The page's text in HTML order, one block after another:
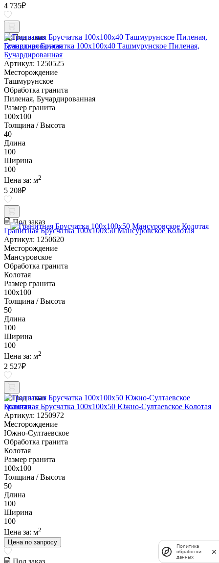
4 735₽
Под заказ
Гранитная Брусчатка 100х100x40 Ташмурунское Пиленая,
Бучардированная
Артикул: 1250525
Месторождение
Ташмурунское
Обработка гранита
Пиленая, Бучардированная
Размер гранита
100х100
Толщина / Высота
40
Длина
100
Ширина
100
Цена за: м2
5 208₽
Под заказ
Гранитная Брусчатка 100х100x50 Мансуровское Колотая
Артикул: 1250620
Месторождение
Мансуровское
Обработка гранита
Колотая
Размер гранита
100х100
Толщина / Высота
50
Длина
100
Ширина
100
Цена за: м2
2 527₽
Под заказ
Гранитная Брусчатка 100х100x50 Южно-Султаевское Колотая
Артикул: 1250972
Месторождение
Южно-Султаевское
Обработка гранита
Колотая
Размер гранита
100х100
Толщина / Высота
50
Длина
100
Ширина
100
Цена за: м2
Цена по запросу
Под заказ
Политика
обработки
данных